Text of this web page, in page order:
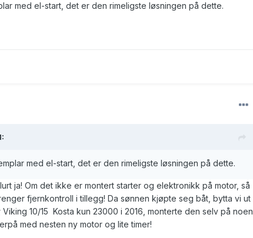
med el-start, det er den rimeligste løsningen på dette.
med el-start, det er den rimeligste løsningen på dette.
ja! Om det ikke er montert starter og elektronikk på motor, så
fjernkontroll i tillegg! Da sønnen kjøpte seg båt, bytta vi ut
10/15 Kosta kun 23000 i 2016, monterte den selv på noen
med nesten ny motor og lite timer!